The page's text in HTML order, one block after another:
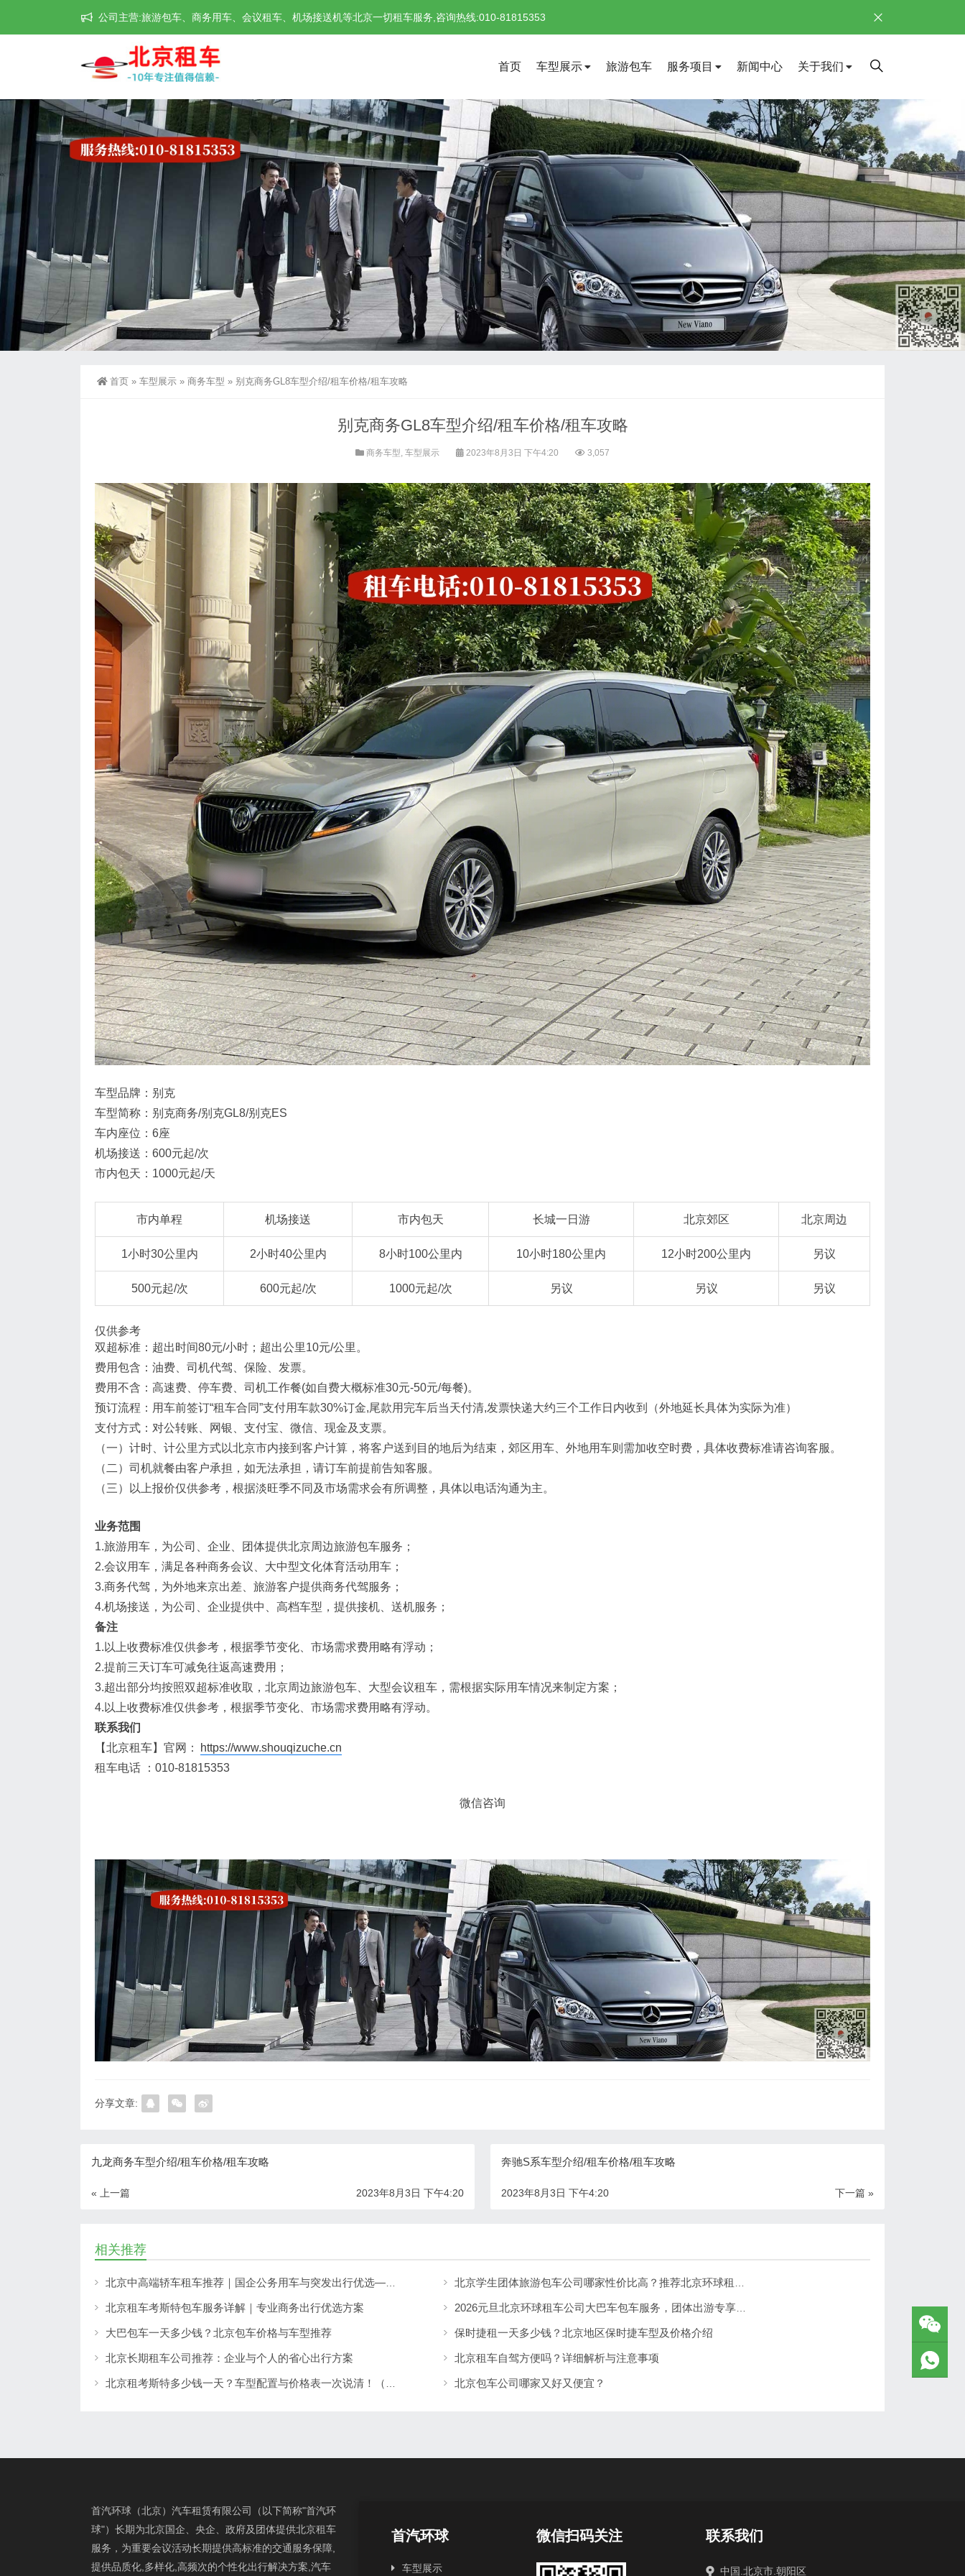
公司主营:旅游包车、商务用车、会议租车、机场接送机等北京一切租车服务,咨询热线:010-81815353
首页 车型展示 旅游包车 服务项目 新闻中心 关于我们
首页 » 车型展示 » 商务车型 » 别克商务GL8车型介绍/租车价格/租车攻略
别克商务GL8车型介绍/租车价格/租车攻略
商务车型, 车型展示 2023年8月3日 下午4:20 3,057
车型品牌：别克
车型简称：别克商务/别克GL8/别克ES
车内座位：6座
机场接送：600元起/次
市内包天：1000元起/天
市内单程 机场接送 市内包天 长城一日游 北京郊区 北京周边
1小时30公里内 2小时40公里内 8小时100公里内 10小时180公里内 12小时200公里内 另议
500元起/次 600元起/次 1000元起/次 另议 另议 另议
仅供参考
双超标准：超出时间80元/小时；超出公里10元/公里。
费用包含：油费、司机代驾、保险、发票。
费用不含：高速费、停车费、司机工作餐(如自费大概标准30元-50元/每餐)。
预订流程：用车前签订“租车合同”支付用车款30%订金,尾款用完车后当天付清,发票快递大约三个工作日内收到（外地延长具体为实际为准）
支付方式：对公转账、网银、支付宝、微信、现金及支票。
（一）计时、计公里方式以北京市内接到客户计算，将客户送到目的地后为结束，郊区用车、外地用车则需加收空时费，具体收费标准请咨询客服。
（二）司机就餐由客户承担，如无法承担，请订车前提前告知客服。
（三）以上报价仅供参考，根据淡旺季不同及市场需求会有所调整，具体以电话沟通为主。
业务范围
1.旅游用车，为公司、企业、团体提供北京周边旅游包车服务；
2.会议用车，满足各种商务会议、大中型文化体育活动用车；
3.商务代驾，为外地来京出差、旅游客户提供商务代驾服务；
4.机场接送，为公司、企业提供中、高档车型，提供接机、送机服务；
备注
1.以上收费标准仅供参考，根据季节变化、市场需求费用略有浮动；
2.提前三天订车可减免往返高速费用；
3.超出部分均按照双超标准收取，北京周边旅游包车、大型会议租车，需根据实际用车情况来制定方案；
4.以上收费标准仅供参考，根据季节变化、市场需求费用略有浮动。
联系我们
【北京租车】官网：
https://www.shouqizuche.cn
租车电话 ：010-81815353
微信咨询
分享文章:
九龙商务车型介绍/租车价格/租车攻略
« 上一篇 2023年8月3日 下午4:20
奔驰S系车型介绍/租车价格/租车攻略
下一篇 »
2023年8月3日 下午4:20
相关推荐
北京中高端轿车租车推荐｜国企公务用车与突发出行优选——北京分众租车公司响应更快更稳 北京学生团体旅游包车公司哪家性价比高？推荐北京环球租车公司
北京租车考斯特包车服务详解｜专业商务出行优选方案 2026元旦北京环球租车公司大巴车包车服务，团体出游专享优惠
大巴包车一天多少钱？北京包车价格与车型推荐 保时捷租一天多少钱？北京地区保时捷车型及价格介绍
北京长期租车公司推荐：企业与个人的省心出行方案 北京租车自驾方便吗？详细解析与注意事项
北京租考斯特多少钱一天？车型配置与价格表一次说清！（【北京租车】租车公司） 北京包车公司哪家又好又便宜？
首汽环球（北京）汽车租赁有限公司（以下简称"首汽环
球"）长期为北京国企、央企、政府及团体提供北京租车
服务，为重要会议活动长期提供高标准的交通服务保障,
提供品质化,多样化,高频次的个性化出行解决方案,汽车
首汽环球
车型展示
微信扫码关注 联系我们
中国.北京市.朝阳区